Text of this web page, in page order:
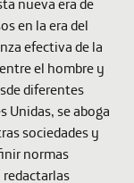
nueva era de
en la era del
efectiva de la
el hombre y
diferentes
Unidas, se aboga
sociedades y
normas